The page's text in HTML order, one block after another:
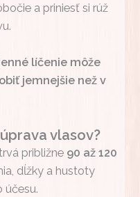
a priniesť si rúž
líčenie môže
jemnejšie než v
vlasov?
približne 90 až 120
dĺžky a hustoty
účesu.